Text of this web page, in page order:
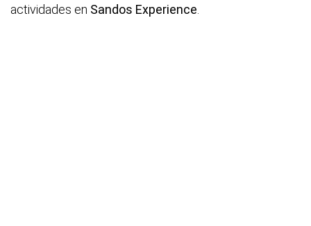
actividades en Sandos Experience.